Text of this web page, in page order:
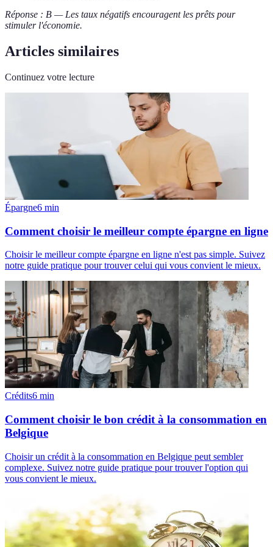
Réponse : B — Les taux négatifs encouragent les prêts pour
stimuler l'économie.
Articles similaires
Continuez votre lecture
Épargne6 min
Comment choisir le meilleur compte épargne en ligne
Choisir le meilleur compte épargne en ligne n'est pas simple. Suivez
notre guide pratique pour trouver celui qui vous convient le mieux.
Crédits6 min
Comment choisir le bon crédit à la consommation en
Belgique
Choisir un crédit à la consommation en Belgique peut sembler
complexe. Suivez notre guide pratique pour trouver l'option qui
vous convient le mieux.